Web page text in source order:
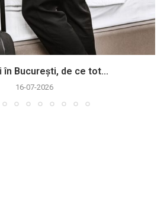
în București, de ce tot...
16-07-2026